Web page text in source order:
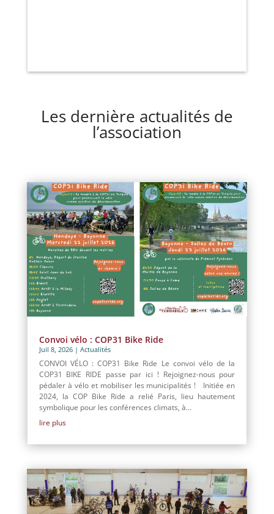
Les dernière actualités de
l’association
Convoi vélo : COP31 Bike Ride
Juil 8, 2026| Actualités
CONVOI VÉLO : COP31 Bike Ride Le convoi vélo de la
COP31 BIKE RIDE passe par ici ! Rejoignez-nous pour
pédaler à vélo et mobiliser les municipalités ! Initiée en
2024, la COP Bike Ride a relié Paris, lieu hautement
symbolique pour les conférences climats, à...
lire plus